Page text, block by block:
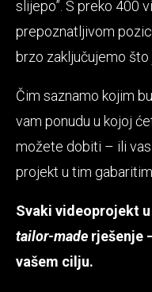
slijepo”. S preko 400
prepoznatljivom
brzo zaključujemo što
Čim saznamo kojim
vam ponudu u kojoj
možete dobiti – ili
projekt u tim
Svaki videoprojekt
tailor-made rješenje
vašem cilju.